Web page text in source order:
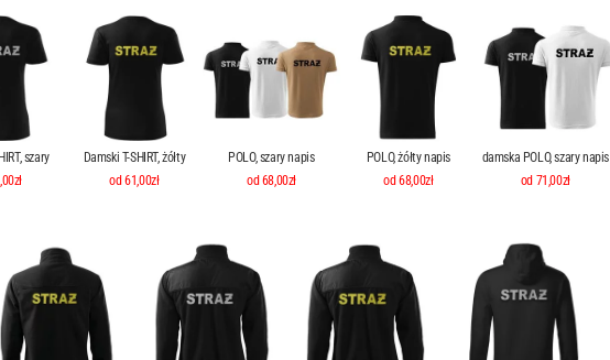
szary
Damski T-SHIRT, żółty
od 61,00zł
POLO, szary napis
od 68,00zł
POLO, żółty napis
od 68,00zł
damska POLO, szary napis
od 71,00zł